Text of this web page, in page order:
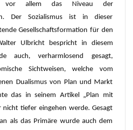
vor allem das Niveau der
Der Sozialismus ist in dieser
Gesellschaftsformation für den
Ulbricht bespricht in diesem
auch, verharmlosend gesagt,
Sichtweisen, welche vom
Dualismus von Plan und Markt
das in seinem Artikel „Plan mit
nicht tiefer eingehen werde. Gesagt
als das Primäre wurde auch dem